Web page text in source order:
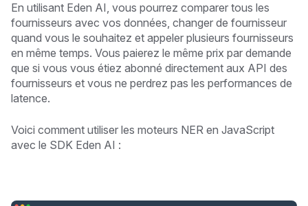
En utilisant Eden AI, vous pourrez comparer tous les
fournisseurs avec vos données, changer de fournisseur
quand vous le souhaitez et appeler plusieurs fournisseurs
en même temps. Vous paierez le même prix par demande
que si vous vous étiez abonné directement aux API des
fournisseurs et vous ne perdrez pas les performances de
latence.
Voici comment utiliser les moteurs NER en JavaScript
avec le SDK Eden AI :